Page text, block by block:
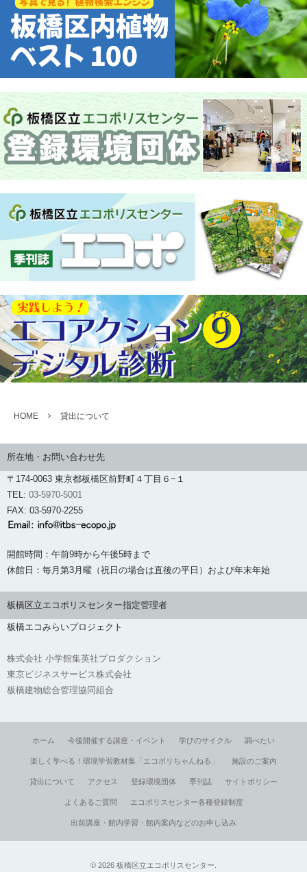
HOME 貸出について
所在地・お問い合わせ先
〒174-0063 東京都板橋区前野町４丁目６−１
TEL: 03-5970-5001
FAX: 03-5970-2255
開館時間：午前9時から午後5時まで
休館日：毎月第3月曜（祝日の場合は直後の平日）および年末年始
板橋区立エコポリスセンター指定管理者
板橋エコみらいプロジェクト
株式会社 小学館集英社プロダクション
東京ビジネスサービス株式会社
板橋建物総合管理協同組合
ホーム 今後開催する講座・イベント 学びのサイクル 調べたい
楽しく学べる！環境学習教材集「エコポリちゃんねる」 施設のご案内
貸出について アクセス 登録環境団体 季刊誌 サイトポリシー
よくあるご質問 エコポリスセンター各種登録制度
出前講座・館内学習・館内案内などのお申し込み
© 2026 板橋区立エコポリスセンター